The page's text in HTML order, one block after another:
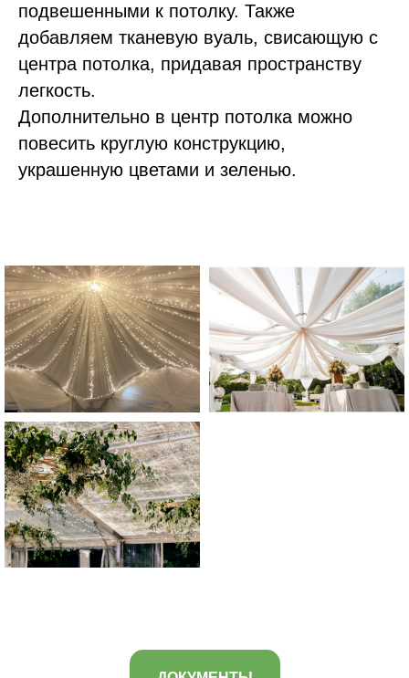
подвешенными к потолку. Также
добавляем тканевую вуаль, свисающую с
центра потолка, придавая пространству
легкость.
Дополнительно в центр потолка можно
повесить круглую конструкцию,
украшенную цветами и зеленью.